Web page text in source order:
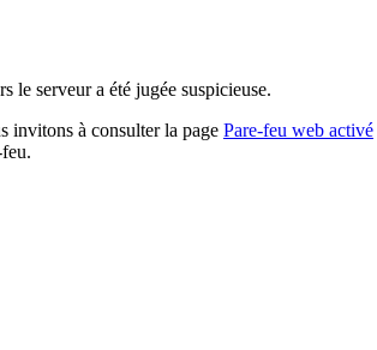
le serveur a été jugée suspicieuse.
invitons à consulter la page Pare-feu web activé